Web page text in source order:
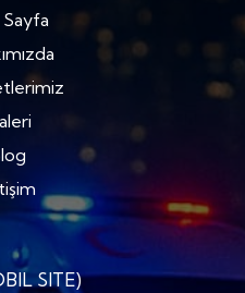
SITE)